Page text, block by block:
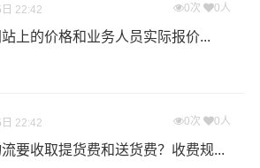
流公司安排车辆把货物从南宁物流集
货地点，期间产生的费用称为送货
务部秉承“用心呵护，值得托付”的服
南宁物流的优质平台，始终致力于为
22:42 0次 0人
上的价格和业务人员实际报价...
22:42 0次 0人
要收取提货费和送货费？收费规...